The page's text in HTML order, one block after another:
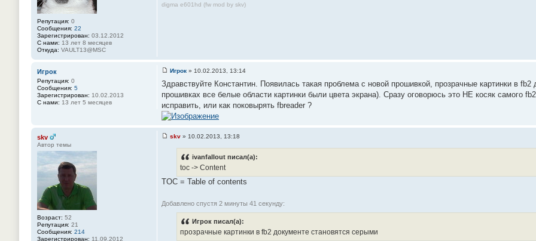
Репутация: 0
Сообщения: 22
Зарегистрирован: 03.12.2012
С нами: 13 лет 8 месяцев
Откуда: VAULT13@MSC
е
digma e601hd (fw mod by skv)
Игрок
Репутация: 0
Сообщения: 5
Зарегистрирован: 10.02.2013
С нами: 13 лет 5 месяцев
о
о
б
щ
е
н
#
Игрок » 10.02.2013, 13:14
Здравствуйте Константин. Появилась такая проблема с новой прошивкой, прозрачные картинки в
прошивках все белые области картинки были цвета экрана). Сразу оговорюсь это НЕ косяк самого
исправить, или как поковырять fbreader ?
skv
Автор темы
Возраст: 52
Репутация: 21
Сообщения: 214
Зарегистрирован: 11.09.2012
е
н
#
skv » 10.02.2013, 13:18
ivanfallout писал(а):
toc -> Content
TOC = Table of contents
Добавлено спустя 2 минуты 41 секунду:
Игрок писал(а):
прозрачные картинки в fb2 документе становятся серыми